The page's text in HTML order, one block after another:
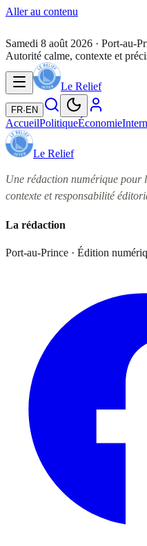
Aller au contenu
Samedi 8 août 2026 · Port-au-
Autorité calme, contexte et
Le Relief
FR· EN
AccueilPolitiqueÉconomie
Le Relief
Une rédaction numérique pour
contexte et responsabilité
La rédaction
Port-au-Prince · Édition